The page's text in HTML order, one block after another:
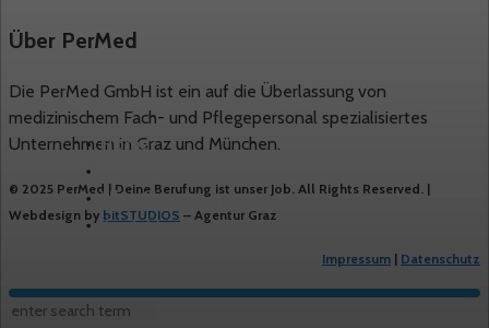
Über PerMed
Die PerMed GmbH ist ein auf die Überlassung von
medizinischem Fach- und Pflegepersonal spezialisiertes
Unternehmen in Graz und München.
© 2025 PerMed | Deine Berufung ist unser Job. All Rights Reserved. |
Webdesign by bitSTUDIOS – Agentur Graz
Impressum | Datenschutz
Home
Über Uns
Kontakt